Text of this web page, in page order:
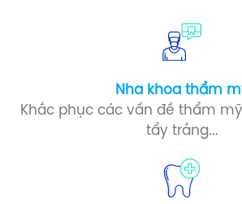
Nha khoa thẩm
Khắc phục các vấn đề thẩm
tẩy trắng...